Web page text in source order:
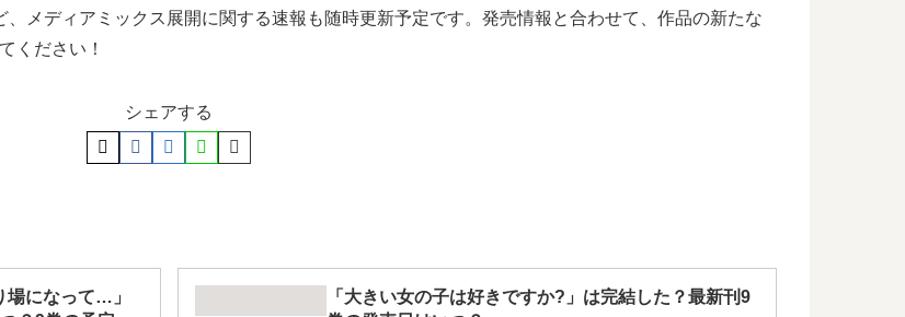
メディアミックス展開に関する速報も随時更新予定です。発売情報と合わせて、作品の新たな
ください！
シェアする
場になって…」
「大きい女の子は好きですか?」は完結した？最新刊9